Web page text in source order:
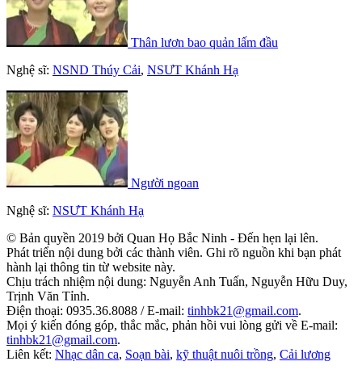
Thân lươn bao quản lấm đầu
Nghệ sĩ: NSND Thúy Cải, NSƯT Khánh Hạ
Người ngoan
Nghệ sĩ: NSƯT Khánh Hạ
© Bản quyền 2019 bởi Quan Họ Bắc Ninh - Đến hẹn lại lên.
Phát triển nội dung bởi các thành viên. Ghi rõ nguồn khi bạn phát
hành lại thông tin từ website này.
Chịu trách nhiệm nội dung: Nguyễn Anh Tuấn, Nguyễn Hữu Duy,
Trịnh Văn Tỉnh.
Điện thoại: 0935.36.8088 / E-mail: tinhbk21@gmail.com.
Mọi ý kiến đóng góp, thắc mắc, phản hồi vui lòng gửi về E-mail:
tinhbk21@gmail.com.
Liên kết: Nhạc dân ca, Soạn bài, kỹ thuật nuôi trồng, Cải lương